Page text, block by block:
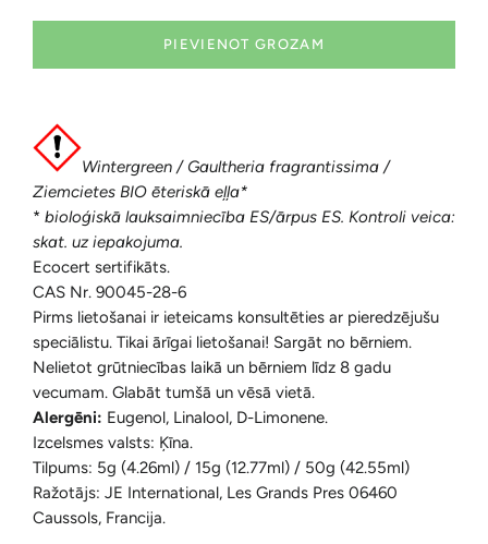
PIEVIENOT GROZAM
Wintergreen / Gaultheria fragrantissima /
Ziemcietes BIO ēteriskā eļļa*
* bioloģiskā lauksaimniecība ES/ārpus ES. Kontroli veica:
skat. uz iepakojuma.
Ecocert sertifikāts.
CAS Nr. 90045-28-6
Pirms lietošanai ir ieteicams konsultēties ar pieredzējušu
speciālistu. Tikai ārīgai lietošanai! Sargāt no bērniem.
Nelietot grūtniecības laikā un bērniem līdz 8 gadu
vecumam. Glabāt tumšā un vēsā vietā.
Alergēni: Eugenol, Linalool, D-Limonene.
Izcelsmes valsts: Ķīna.
Tilpums: 5g (4.26ml) / 15g (12.77ml) / 50g (42.55ml)
Ražotājs: JE International, Les Grands Pres 06460
Caussols, Francija.